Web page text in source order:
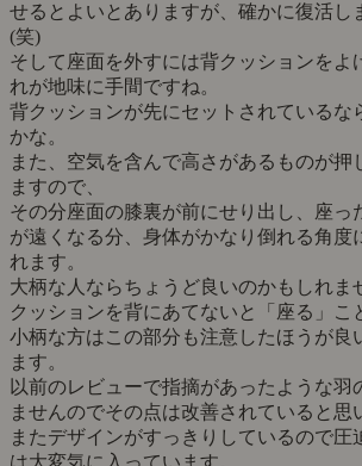
せるとよいとありますが、確かに復活し
(笑)
そして座面を外すには背クッションをよ
れが地味に手間ですね。
背クッションが先にセットされているな
かな。
また、空気を含んで高さがあるものが押
ますので、
その分座面の膝裏が前にせり出し、座っ
が遠くなる分、身体がかなり倒れる角度
れます。
大柄な人ならちょうど良いのかもしれま
クッションを背にあてないと「座る」こ
小柄な方はこの部分も注意したほうが良
ます。
以前のレビューで指摘があったような羽
ませんのでその点は改善されていると思
またデザインがすっきりしているので圧
は大変気に入っています。